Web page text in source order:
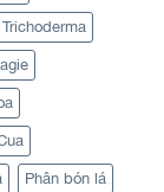
Phân bón lá